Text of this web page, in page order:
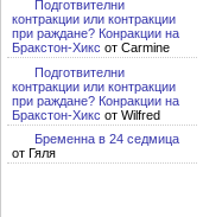
Подготвителни
контракции или контракции
при раждане? Конракции на
Бракстон-Хикс от Carmine
Подготвителни
контракции или контракции
при раждане? Конракции на
Бракстон-Хикс от Wilfred
Бременна в 24 седмица
от Гяля